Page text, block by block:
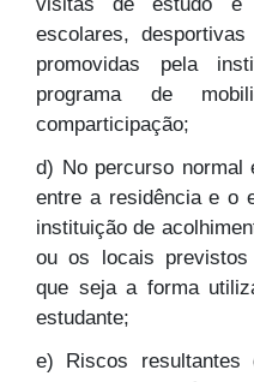
escolares,
promovidas pela
programa de
comparticipação;
d) No percurso
entre a residência e o
instituição de
ou os locais
que seja a forma
estudante;
e) Riscos resultantes